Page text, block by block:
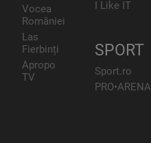
Vocea
României
Las
Fierbinți
Apropo
TV
I Like IT
SPORT
Sport.ro
PRO•ARENA